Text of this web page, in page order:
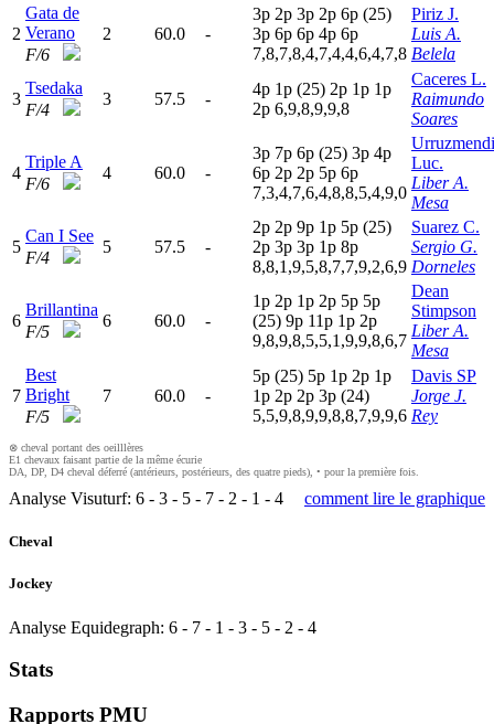
2
Gata de
Verano
F/6
2 60.0 -
3p 2p 3p 2p 6p (25)
3p 6p 6p 4p 6p
7,8,7,8,4,7,4,4,6,4,7,8
Piriz J.
Luis A.
Belela
3
Tsedaka
F/4
3 57.5 -
4p 1p (25) 2p 1p 1p
2p 6,9,8,9,9,8
Caceres L.
Raimundo
Soares
4
Triple A
F/6
4 60.0 -
3p 7p 6p (25) 3p 4p
6p 2p 2p 5p 6p
7,3,4,7,6,4,8,8,5,4,9,0
Urruzmendi
Luc.
Liber A.
Mesa
5
Can I See
F/4
5 57.5 -
2p 2p 9p 1p 5p (25)
2p 3p 3p 1p 8p
8,8,1,9,5,8,7,7,9,2,6,9
Suarez C.
Sergio G.
Dorneles
6
Brillantina
F/5
6 60.0 -
1p 2p 1p 2p 5p 5p
(25) 9p 11p 1p 2p
9,8,9,8,5,5,1,9,9,8,6,7
Dean
Stimpson
Liber A.
Mesa
7
Best
Bright
F/5
7 60.0 -
5p (25) 5p 1p 2p 1p
1p 2p 2p 3p (24)
5,5,9,8,9,9,8,8,7,9,9,6
Davis SP
Jorge J.
Rey
⊗ cheval portant des oeilllères
E1 chevaux faisant partie de la même écurie
DA, DP, D4 cheval déferré (antérieurs, postérieurs, des quatre pieds), • pour la première fois.
Analyse Visuturf: 6 - 3 - 5 - 7 - 2 - 1 - 4 comment lire le graphique
Cheval
Jockey
Analyse Equidegraph: 6 - 7 - 1 - 3 - 5 - 2 - 4
Stats
Rapports PMU